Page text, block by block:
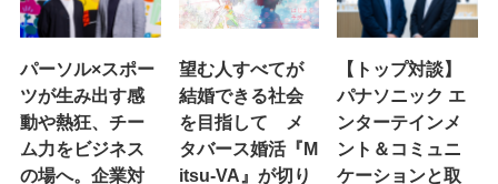
パーソル×スポー
ツが生み出す感
動や熱狂、チー
ム力をビジネス
の場へ。企業対
望む人すべてが
結婚できる社会
を目指して メ
タバース婚活『M
itsu-VA』が切り
【トップ対談】
パナソニック エ
ンターテインメ
ント＆コミュニ
ケーションと取